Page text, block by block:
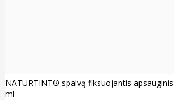
NATURTINT® spalvą fiksuojantis
ml